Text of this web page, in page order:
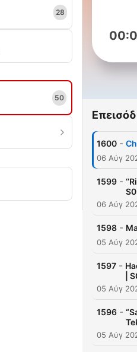
28
50
1600 -
06 Αύγ
1599 -
06 Αύγ
1598 -
05 Αύγ
1597 -
|
05 Αύγ
1596 -
05 Αύγ